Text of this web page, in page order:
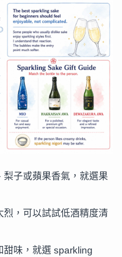
梨子或蘋果香氣，就選果
烈，可以試試低酒精度清
甜味，就選 sparkling